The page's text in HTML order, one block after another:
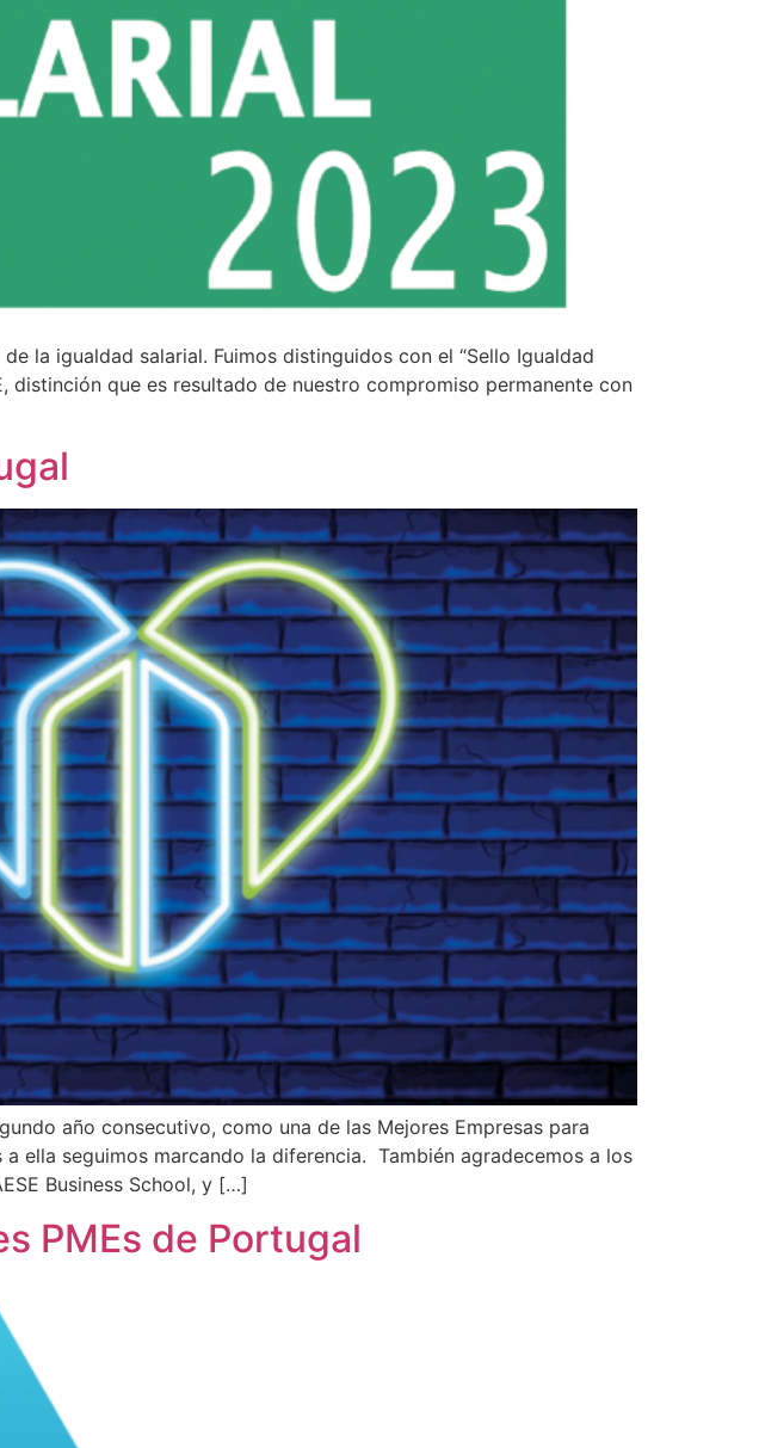
la igualdad salarial. Fuimos distinguidos con el “Sello Igualdad
distinción que es resultado de nuestro compromiso permanente con
año consecutivo, como una de las Mejores Empresas para
ella seguimos marcando la diferencia. También agradecemos a los
Business School, y […]
PMEs de Portugal